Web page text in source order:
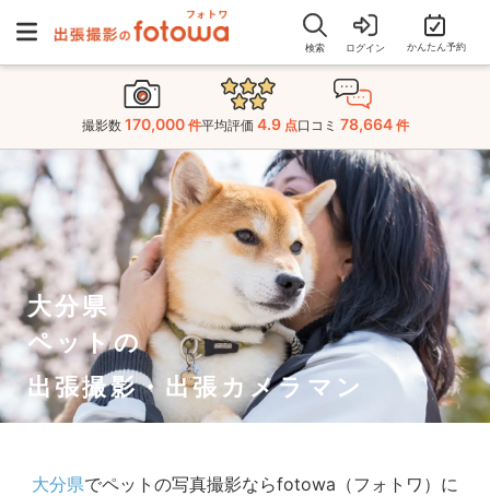
検索 ログイン かんたん予約
撮影数 170,000 件平均評価 4.9 点口コミ 78,664 件
大分県
ペットの
出張撮影・出張カメラマン
大分県でペットの写真撮影ならfotowa（フォトワ）に